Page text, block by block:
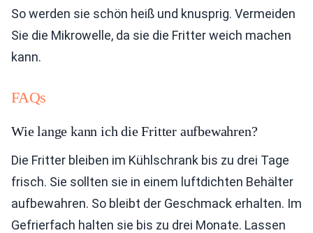
So werden sie schön heiß und knusprig. Vermeiden
Sie die Mikrowelle, da sie die Fritter weich machen
kann.
FAQs
Wie lange kann ich die Fritter aufbewahren?
Die Fritter bleiben im Kühlschrank bis zu drei Tage
frisch. Sie sollten sie in einem luftdichten Behälter
aufbewahren. So bleibt der Geschmack erhalten. Im
Gefrierfach halten sie bis zu drei Monate. Lassen